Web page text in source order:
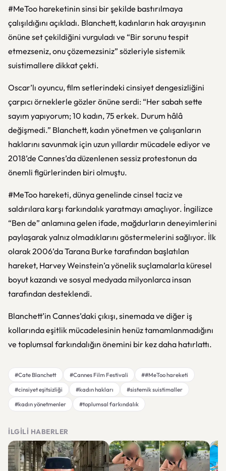
#MeToo hareketinin sinsi bir şekilde bastırılmaya
çalışıldığını açıkladı. Blanchett, kadınların hak arayışının
önüne set çekildiğini vurguladı ve “Bir sorunu tespit
etmezseniz, onu çözemezsiniz” sözleriyle sistemik
suistimallere dikkat çekti.
Oscar’lı oyuncu, film setlerindeki cinsiyet dengesizliğini
çarpıcı örneklerle gözler önüne serdi: “Her sabah sette
sayım yapıyorum; 10 kadın, 75 erkek. Durum hâlâ
değişmedi.” Blanchett, kadın yönetmen ve çalışanların
haklarını savunmak için uzun yıllardır mücadele ediyor ve
2018’de Cannes’da düzenlenen sessiz protestonun da
önemli figürlerinden biri olmuştu.
#MeToo hareketi, dünya genelinde cinsel taciz ve
saldırılara karşı farkındalık yaratmayı amaçlıyor. İngilizce
“Ben de” anlamına gelen ifade, mağdurların deneyimlerini
paylaşarak yalnız olmadıklarını göstermelerini sağlıyor. İlk
olarak 2006’da Tarana Burke tarafından başlatılan
hareket, Harvey Weinstein’a yönelik suçlamalarla küresel
boyut kazandı ve sosyal medyada milyonlarca insan
tarafından desteklendi.
Blanchett’in Cannes’daki çıkışı, sinemada ve diğer iş
kollarında eşitlik mücadelesinin henüz tamamlanmadığını
ve toplumsal farkındalığın önemini bir kez daha hatırlattı.
#Cate Blanchett #Cannes Film Festivali
##MeToo hareketi
#cinsiyet eşitsizliği
#kadın hakları
#sistemik suistimaller
#kadın yönetmenler
#toplumsal farkındalık
İLGILI HABERLER